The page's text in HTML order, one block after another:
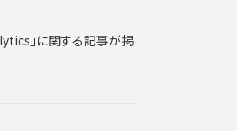
」に関する記事が掲